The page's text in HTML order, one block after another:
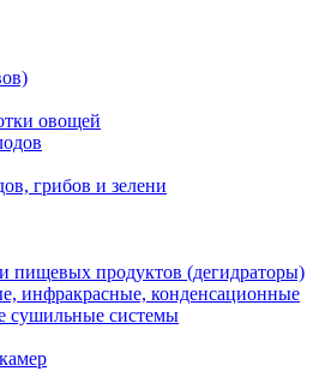
овощей
грибов и зелени
пищевых продуктов (дегидраторы)
инфракрасные, конденсационные
сушильные системы